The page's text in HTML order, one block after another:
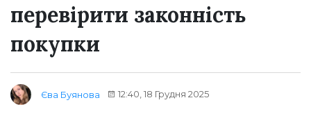
перевірити законність
покупки
Єва Буянова 12:40, 18 Грудня 2025